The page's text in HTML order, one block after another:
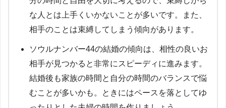
な人とは上手くいかないことが多いです。また、
相手のことは束縛してしまう傾向があります。
ソウルナンバー44の結婚の傾向は、相性の良いお
相手が見つかると非常にスピーディに進みます。
結婚後も家族の時間と自分の時間のバランスで悩
むことが多いかも。ときにはペースを落としてゆ